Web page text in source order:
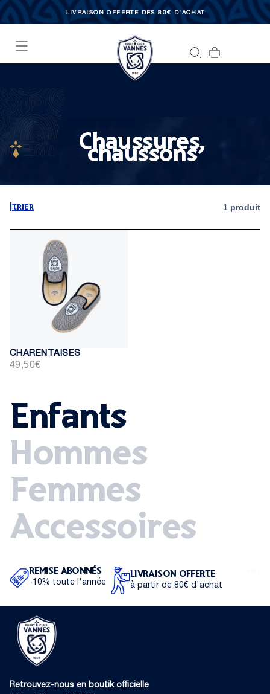
LIVRAISON OFFERTE DÈS 80€ D'ACHAT
Chaussures,
chaussons
1 produit
CHARENTAISES
49,50€
PRIX
49,50€
Enfants
Hommes
Femmes
Accessoires
REMISE ABONNÉS
-10% toute l'année
LIVRAISON OFFERTE
à partir de 80€ d'achat
Retrouvez-nous en boutik officielle